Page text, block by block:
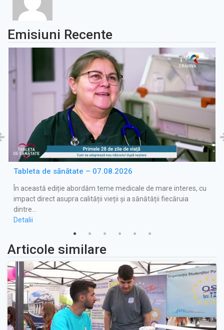
Emisiuni Recente
Tableta de sănătate – 07.08.2026
În această ediție abordăm teme medicale de mare interes, cu
impact direct asupra calității vieții și a sănătății fiecăruia
dintre…
Detalii
Articole similare